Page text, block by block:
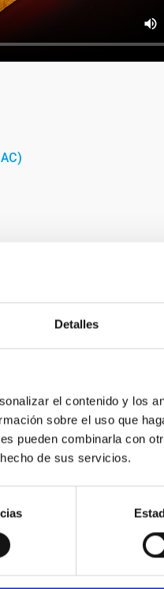
Detalles
el contenido y los
sobre el uso que
pueden combinarla con
de sus servicios.
Observatory (Tenerife) with
la corona solar